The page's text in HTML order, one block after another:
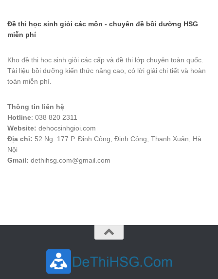
Đề thi học sinh giỏi các môn - chuyên đề bồi dưỡng HSG
miễn phí
Kho đề thi học sinh giỏi các cấp và đề thi lớp chuyên toàn quốc.
Tài liệu bồi dưỡng kiến thức nâng cao, có lời giải chi tiết và hoàn
toàn miễn phí.
Thông tin liên hệ
Hotline: 038 820 2311
Website: dehocsinhgioi.com
Địa chỉ: 52 Ng. 177 P. Định Công, Định Công, Thanh Xuân, Hà
Nội
Gmail: dethihsg.com@gmail.com